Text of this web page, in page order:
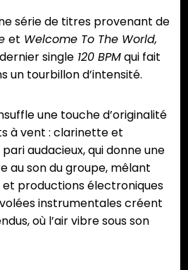
série de titres provenant de
et Welcome To The World,
single 120 BPMqui fait
un tourbillon d’intensité.
une touche d’originalité
à vent : clarinette et
audacieux, qui donne une
au son du groupe, mêlant
productions électroniques
instrumentales créent
où l’air vibre sous son